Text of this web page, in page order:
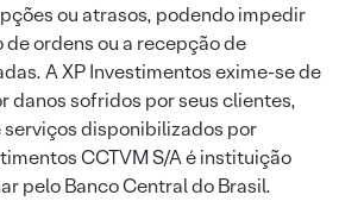
ou atrasos, podendo impedir
ordens ou a recepção de
A XP Investimentos exime-se de
danos sofridos por seus clientes,
serviços disponibilizados por
CCTVM S/A é instituição
pelo Banco Central do Brasil.